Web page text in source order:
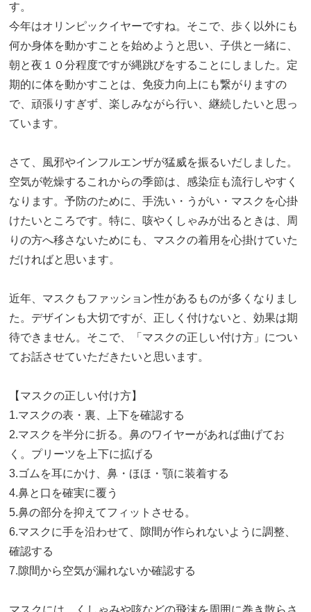
す。
今年はオリンピックイヤーですね。そこで、歩く以外にも
何か身体を動かすことを始めようと思い、子供と一緒に、
朝と夜１０分程度ですが縄跳びをすることにしました。定
期的に体を動かすことは、免疫力向上にも繋がりますの
で、頑張りすぎず、楽しみながら行い、継続したいと思っ
ています。
さて、風邪やインフルエンザが猛威を振るいだしました。
空気が乾燥するこれからの季節は、感染症も流行しやすく
なります。予防のために、手洗い・うがい・マスクを心掛
けたいところです。特に、咳やくしゃみが出るときは、周
りの方へ移さないためにも、マスクの着用を心掛けていた
だければと思います。
近年、マスクもファッション性があるものが多くなりまし
た。デザインも大切ですが、正しく付けないと、効果は期
待できません。そこで、「マスクの正しい付け方」につい
てお話させていただきたいと思います。
【マスクの正しい付け方】
1.マスクの表・裏、上下を確認する
2.マスクを半分に折る。鼻のワイヤーがあれば曲げてお
く。プリーツを上下に拡げる
3.ゴムを耳にかけ、鼻・ほほ・顎に装着する
4.鼻と口を確実に覆う
5.鼻の部分を抑えてフィットさせる。
6.マスクに手を沿わせて、隙間が作られないように調整、
確認する
7.隙間から空気が漏れないか確認する
マスクには、くしゃみや咳などの飛沫を周囲に巻き散らさ